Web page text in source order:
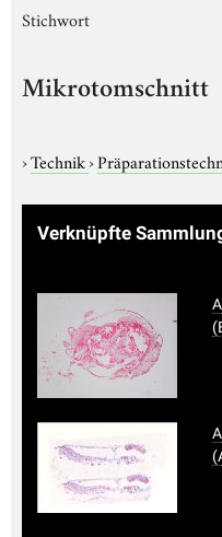
Stichwort
Mikrotomschnitt
›Technik›
Verknüpfte